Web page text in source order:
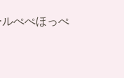
ぺぺほっぺ